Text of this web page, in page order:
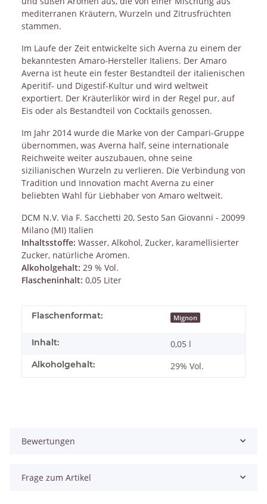
mediterranen Kräutern, Wurzeln und Zitrusfrüchten
stammen.
Im Laufe der Zeit entwickelte sich Averna zu einem der
bekanntesten Amaro-Hersteller Italiens. Der Amaro
Averna ist heute ein fester Bestandteil der italienischen
Aperitif- und Digestif-Kultur und wird weltweit
exportiert. Der Kräuterlikör wird in der Regel pur, auf
Eis oder als Bestandteil von Cocktails genossen.
Im Jahr 2014 wurde die Marke von der Campari-Gruppe
übernommen, was Averna half, seine internationale
Reichweite weiter auszubauen, ohne seine
sizilianischen Wurzeln zu verlieren. Die Verbindung von
Tradition und Innovation macht Averna zu einer
beliebten Wahl für Liebhaber von Amaro weltweit.
DCM N.V. Via F. Sacchetti 20, Sesto San Giovanni - 20099
Milano (MI) Italien
Inhaltsstoffe: Wasser, Alkohol, Zucker, karamellisierter
Zucker, natürliche Aromen.
Alkoholgehalt: 29 % Vol.
Flascheninhalt: 0,05 Liter
Flaschenformat: Mignon
Inhalt: 0,05 l
Alkoholgehalt: 29% Vol.
Bewertungen
Frage zum Artikel